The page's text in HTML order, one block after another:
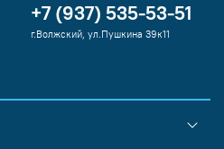
+7 (937) 535-53-51
г.Волжский, ул.Пушкина 39к11